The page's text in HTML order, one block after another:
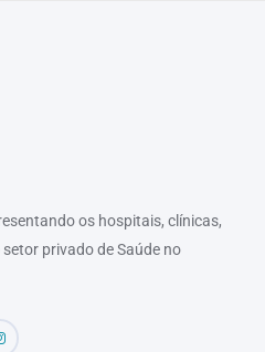
os hospitais, clínicas,
privado de Saúde no